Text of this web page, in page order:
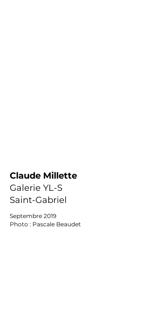
Claude Millette
Galerie YL-S
Saint-Gabriel
Septembre 2019
Photo : Pascale Beaudet